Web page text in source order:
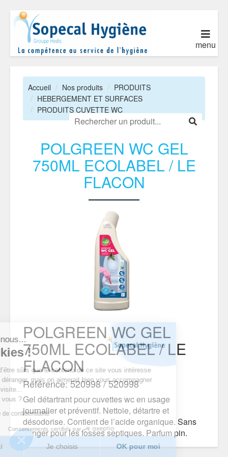
nous...
!
d’être sûrs que le contenu de ce site vous intéresse
vous déranger, mais on aimerait bien vous accompagner
votre visite...
pour vous ?
de confidentialité
Consentements certifiés par
merci Je choisis OK pour moi
menu
Accueil Nos produits
PRODUITS
HEBERGEMENT ET SURFACES
PRODUITS CUVETTE WC
POLGREEN WC GEL
750ML ECOLABEL / LE
FLACON
POLGREEN WC GEL
750ML ECOLABEL / LE
FLACON
Référence: 520998 / 520998
Gel détartrant pour cuvettes wc en usage
journalier et préventif. Nettoie, détartre et
désodorise. Contient de l’acide organique. Sans
danger pour les fosses septiques. Parfum pin.
DOCUMENTS